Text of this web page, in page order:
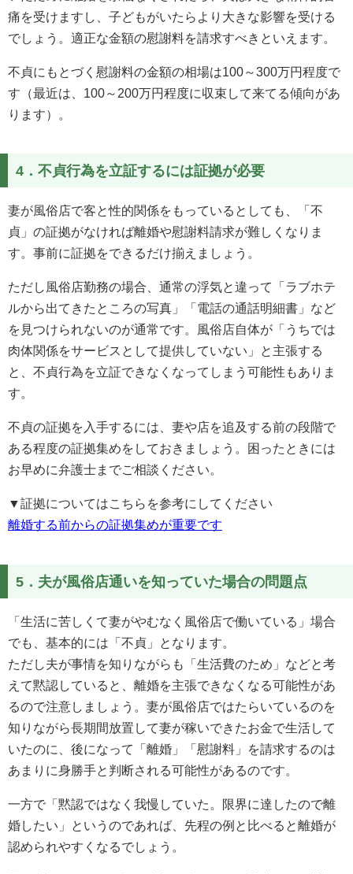
痛を受けますし、子どもがいたらより大きな影響を受ける
でしょう。適正な金額の慰謝料を請求すべきといえます。
不貞にもとづく慰謝料の金額の相場は100～300万円程度で
す（最近は、100～200万円程度に収束して来てる傾向があ
ります）。
4．不貞行為を立証するには証拠が必要
妻が風俗店で客と性的関係をもっているとしても、「不
貞」の証拠がなければ離婚や慰謝料請求が難しくなりま
す。事前に証拠をできるだけ揃えましょう。
ただし風俗店勤務の場合、通常の浮気と違って「ラブホテ
ルから出てきたところの写真」「電話の通話明細書」など
を見つけられないのが通常です。風俗店自体が「うちでは
肉体関係をサービスとして提供していない」と主張する
と、不貞行為を立証できなくなってしまう可能性もありま
す。
不貞の証拠を入手するには、妻や店を追及する前の段階で
ある程度の証拠集めをしておきましょう。困ったときには
お早めに弁護士までご相談ください。
▼証拠についてはこちらを参考にしてください
離婚する前からの証拠集めが重要です
5．夫が風俗店通いを知っていた場合の問題点
「生活に苦しくて妻がやむなく風俗店で働いている」場合
でも、基本的には「不貞」となります。
ただし夫が事情を知りながらも「生活費のため」などと考
えて黙認していると、離婚を主張できなくなる可能性があ
るので注意しましょう。妻が風俗店ではたらいているのを
知りながら長期間放置して妻が稼いできたお金で生活して
いたのに、後になって「離婚」「慰謝料」を請求するのは
あまりに身勝手と判断される可能性があるのです。
一方で「黙認ではなく我慢していた。限界に達したので離
婚したい」というのであれば、先程の例と比べると離婚が
認められやすくなるでしょう。